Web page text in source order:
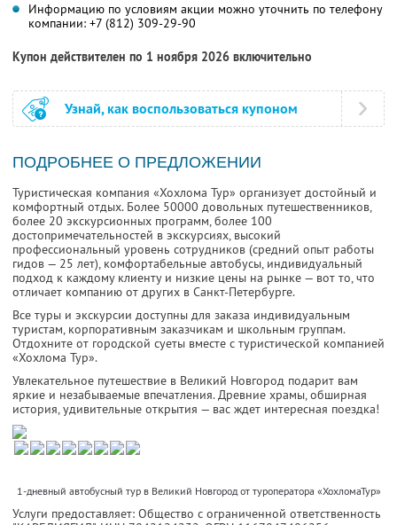
Информацию по условиям акции можно уточнить по телефону
компании: +7 (812) 309-29-90
Купон действителен по 1 ноября 2026 включительно
Узнай, как воспользоваться купоном
ПОДРОБНЕЕ О ПРЕДЛОЖЕНИИ
Туристическая компания «Хохлома Тур» организует достойный и
комфортный отдых. Более 50000 довольных путешественников,
более 20 экскурсионных программ, более 100
достопримечательностей в экскурсиях, высокий
профессиональный уровень сотрудников (средний опыт работы
гидов — 25 лет), комфортабельные автобусы, индивидуальный
подход к каждому клиенту и низкие цены на рынке — вот то, что
отличает компанию от других в Санкт-Петербурге.
Все туры и экскурсии доступны для заказа индивидуальным
туристам, корпоративным заказчикам и школьным группам.
Отдохните от городской суеты вместе с туристической компанией
«Хохлома Тур».
Увлекательное путешествие в Великий Новгород подарит вам
яркие и незабываемые впечатления. Древние храмы, обширная
история, удивительные открытия — вас ждет интересная поездка!
1-дневный автобусный тур в Великий Новгород от туроператора «ХохломаТур»
Услуги предоставляет: Общество с ограниченной ответственность